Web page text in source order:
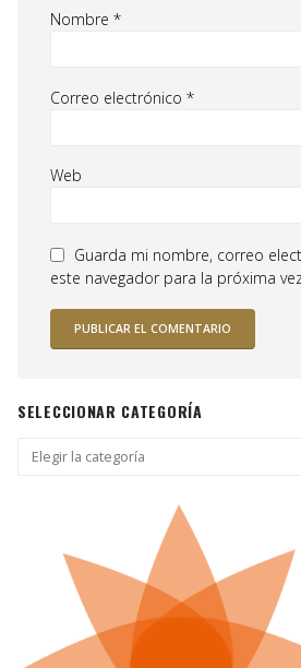
Nombre *
Correo electrónico *
Web
Guarda mi nombre, correo
este navegador para la próxima
SELECCIONAR CATEGORÍA
Seleccionar
categoría